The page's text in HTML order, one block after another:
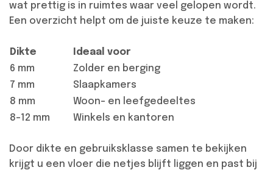
wat prettig is in ruimtes waar veel gelopen wordt.
Een overzicht helpt om de juiste keuze te maken:
Dikte
Ideaal voor
6 mm
Zolder en berging
7 mm
Slaapkamers
8 mm
Woon- en leefgedeeltes
8-12 mm
Winkels en kantoren
Door dikte en gebruiksklasse samen te bekijken
krijgt u een vloer die netjes blijft liggen en past bij